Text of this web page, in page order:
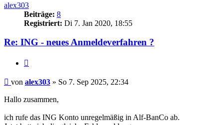
alex303
Beiträge: 8
Registriert: Di 7. Jan 2020, 18:55
Re: ING - neues Anmeldeverfahren ?
Beitrag
von alex303 » So 7. Sep 2025, 22:34
Hallo zusammen,
ich rufe das ING Konto unregelmäßig in Alf-BanCo ab.